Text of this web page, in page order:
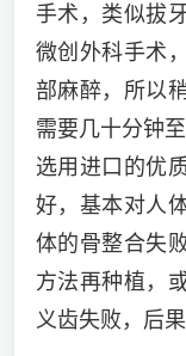
手术，类似拔
微创外科手术
部麻醉，所以
需要几十分钟
选用进口的优
好，基本对人
体的骨整合失
方法再种植，
义齿失败，后